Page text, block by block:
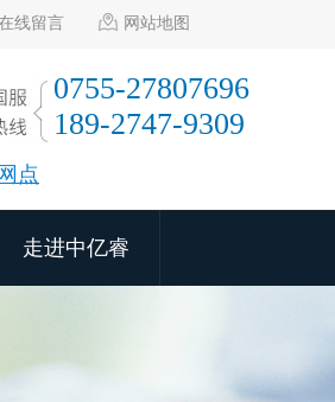
线留言 网站地图
0755-27807696
189-2747-9309
点
走进中亿睿